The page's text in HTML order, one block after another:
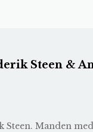
Steen &
Steen. Manden